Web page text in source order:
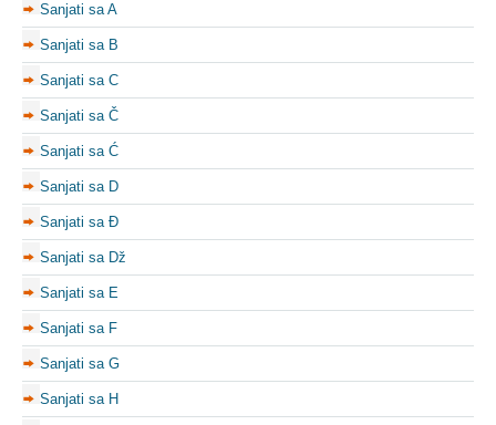
Sanjati sa A
Sanjati sa B
Sanjati sa C
Sanjati sa Č
Sanjati sa Ć
Sanjati sa D
Sanjati sa Đ
Sanjati sa Dž
Sanjati sa E
Sanjati sa F
Sanjati sa G
Sanjati sa H